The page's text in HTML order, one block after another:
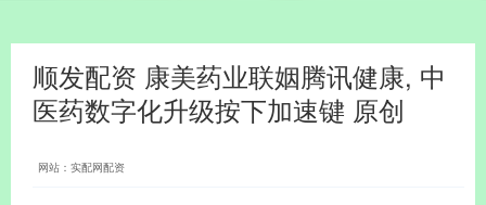
顺发配资 康美药业联姻腾讯健康, 中
医药数字化升级按下加速键 原创
网站：实配网配资